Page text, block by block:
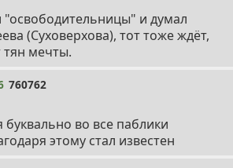
"освободительницы" и думал
(Суховерхова), тот тоже ждёт,
тян мечты.
760762
буквально во все паблики
этому стал известен